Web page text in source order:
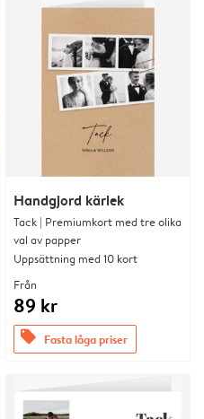
Handgjord kärlek
Tack | Premiumkort med tre olika
val av papper
Uppsättning med 10 kort
Från
89 kr
offers Fasta låga priser